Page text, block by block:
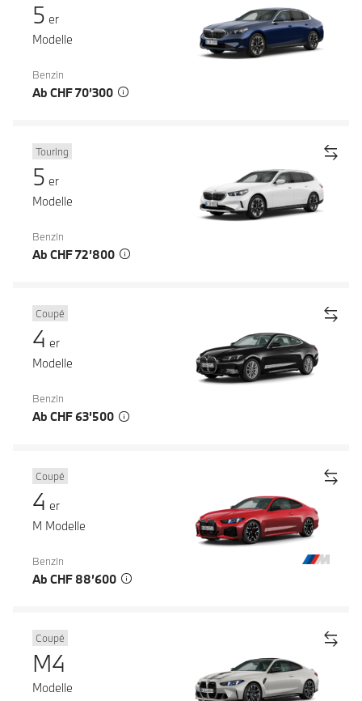
5 er
Modelle
Benzin
Ab CHF 70’300
Touring
5 er
Modelle
Benzin
Ab CHF 72’800
Coupé
4 er
Modelle
Benzin
Ab CHF 63’500
Coupé
4 er
M Modelle
Benzin
Ab CHF 88’600
Coupé
M4
Modelle